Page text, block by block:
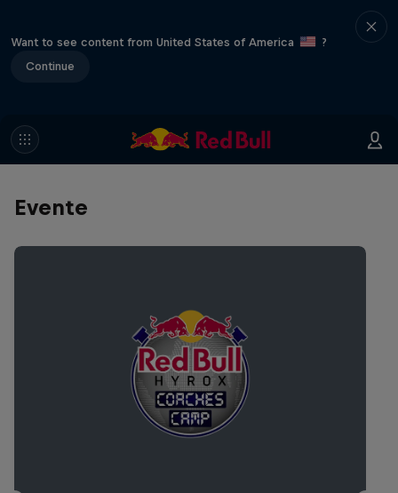
Want to see content from United States of America
?
Continue
Evente